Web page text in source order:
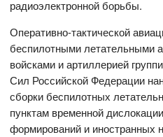
радиоэлектронной борьбы.
Оперативно-тактической
беспилотными летательными
войсками и артиллерией
Сил Российской Федерации
сборки беспилотных
пунктам временной
формирований и иностранных